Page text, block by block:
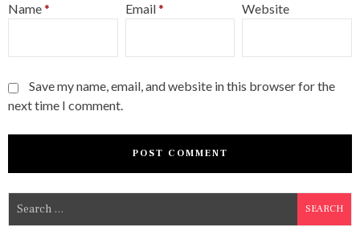
Name* Email* Website
Save my name, email, and website in this browser for the
next time I comment.
e